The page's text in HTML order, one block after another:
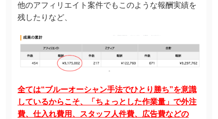
他のアフィリエイト案件でもこのような報酬実績を
残したりなど、
全ては“ブルーオーシャン手法でひとり勝ち”を意識
しているからこそ、「ちょっとした作業量」で外注
費、仕入れ費用、スタッフ人件費、広告費などの